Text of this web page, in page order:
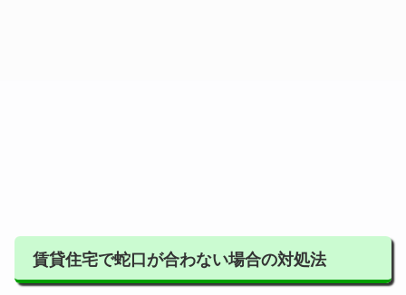
賃貸住宅で蛇口が合わない場合の対処法